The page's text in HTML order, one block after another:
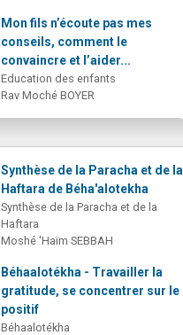
Mon fils n’écoute pas mes
conseils, comment le
convaincre et l’aider...
Education des enfants
Rav Moché BOYER
Synthèse de la Paracha et de la
Haftara de Béha'alotekha
Synthèse de la Paracha et de la
Haftara
Moshé 'Haïm SEBBAH
Béhaalotékha - Travailler la
gratitude, se concentrer sur le
positif
Béhaalotékha